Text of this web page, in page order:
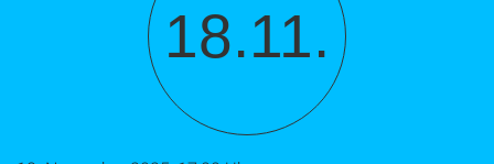
18.11.